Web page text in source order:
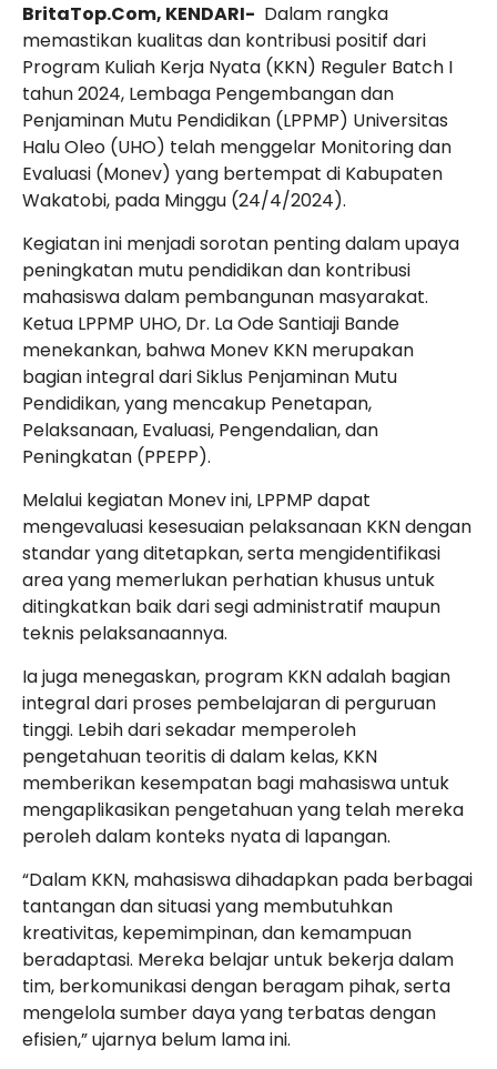
BritaTop.Com, KENDARI- Dalam rangka
memastikan kualitas dan kontribusi positif dari
Program Kuliah Kerja Nyata (KKN) Reguler Batch I
tahun 2024, Lembaga Pengembangan dan
Penjaminan Mutu Pendidikan (LPPMP) Universitas
Halu Oleo (UHO) telah menggelar Monitoring dan
Evaluasi (Monev) yang bertempat di Kabupaten
Wakatobi, pada Minggu (24/4/2024).
Kegiatan ini menjadi sorotan penting dalam upaya
peningkatan mutu pendidikan dan kontribusi
mahasiswa dalam pembangunan masyarakat.
Ketua LPPMP UHO, Dr. La Ode Santiaji Bande
menekankan, bahwa Monev KKN merupakan
bagian integral dari Siklus Penjaminan Mutu
Pendidikan, yang mencakup Penetapan,
Pelaksanaan, Evaluasi, Pengendalian, dan
Peningkatan (PPEPP).
Melalui kegiatan Monev ini, LPPMP dapat
mengevaluasi kesesuaian pelaksanaan KKN dengan
standar yang ditetapkan, serta mengidentifikasi
area yang memerlukan perhatian khusus untuk
ditingkatkan baik dari segi administratif maupun
teknis pelaksanaannya.
Ia juga menegaskan, program KKN adalah bagian
integral dari proses pembelajaran di perguruan
tinggi. Lebih dari sekadar memperoleh
pengetahuan teoritis di dalam kelas, KKN
memberikan kesempatan bagi mahasiswa untuk
mengaplikasikan pengetahuan yang telah mereka
peroleh dalam konteks nyata di lapangan.
“Dalam KKN, mahasiswa dihadapkan pada berbagai
tantangan dan situasi yang membutuhkan
kreativitas, kepemimpinan, dan kemampuan
beradaptasi. Mereka belajar untuk bekerja dalam
tim, berkomunikasi dengan beragam pihak, serta
mengelola sumber daya yang terbatas dengan
efisien,” ujarnya belum lama ini.